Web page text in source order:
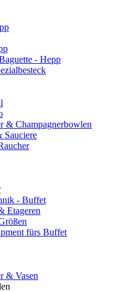
- Hepp
& Champagnerbowlen
Sauciere
- Buffet
Etageren
fürs Buffet
& Vasen